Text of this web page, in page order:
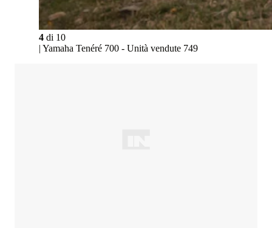
4 di 10
| Yamaha Tenéré 700 - Unità vendute 749